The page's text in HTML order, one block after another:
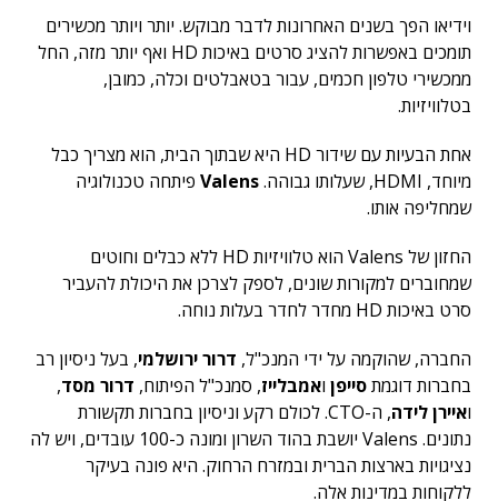
וידיאו הפך בשנים האחרונות לדבר מבוקש. יותר ויותר מכשירים
תומכים באפשרות להציג סרטים באיכות HD ואף יותר מזה, החל
ממכשירי טלפון חכמים, עבור בטאבלטים וכלה, כמובן,
בטלוויזיות.
אחת הבעיות עם שידור HD היא שבתוך הבית, הוא מצריך כבל
מיוחד, HDMI, שעלותו גבוהה.
Valens פיתחה טכנולוגיה
שמחליפה אותו.
החזון של Valens הוא טלוויזיות HD ללא כבלים וחוטים
שמחוברים למקורות שונים, לספק לצרכן את היכולת להעביר
סרט באיכות HD מחדר לחדר בעלות נוחה.
החברה, שהוקמה על ידי המנכ"ל, דרור ירושלמי, בעל ניסיון רב
בחברות דוגמתסייפן ואמבלייז, סמנכ"ל הפיתוח, דרור מסד,
ואיירן לידה
, ה-CTO. לכולם רקע וניסיון בחברות תקשורת
נתונים. Valens יושבת בהוד השרון ומונה כ-100 עובדים, ויש לה
נציגויות בארצות הברית ובמזרח הרחוק. היא פונה בעיקר
ללקוחות במדינות אלה.